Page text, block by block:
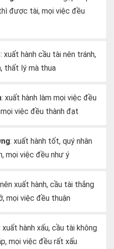
được tài, mọi việc đều
: xuất hành cầu tài nên tránh,
thất lý mà thua
: xuất hành làm mọi việc đều
việc đều thành đạt
: xuất hành tốt, quý nhân
mọi việc đều như ý
xuất hành, cầu tài thắng
mọi việc đều thuận
xuất hành xấu, cầu tài không
mọi việc đều rất xấu